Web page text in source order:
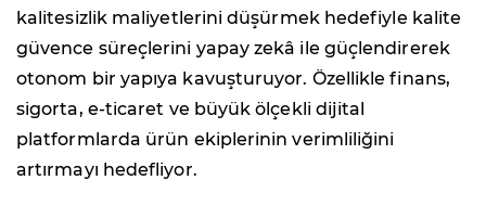
kalitesizlik maliyetlerini düşürmek hedefiyle kalite
güvence süreçlerini yapay zekâ ile güçlendirerek
otonom bir yapıya kavuşturuyor. Özellikle finans,
sigorta, e-ticaret ve büyük ölçekli dijital
platformlarda ürün ekiplerinin verimliliğini
artırmayı hedefliyor.